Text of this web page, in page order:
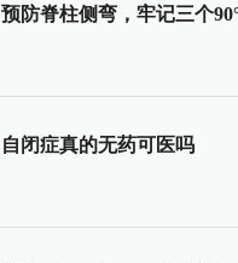
防脊柱侧弯，牢记三个
自闭症真的无药可医吗